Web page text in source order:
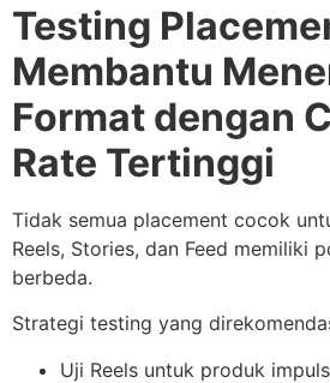
Testing
Membantu
Format dengan
Rate Tertinggi
Tidak semua placement cocok
Reels, Stories, dan Feed memiliki
berbeda.
Strategi testing yang
Uji Reels untuk produk